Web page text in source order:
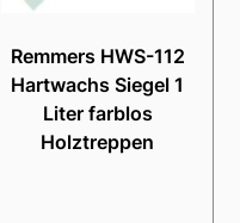
Remmers HWS-112
Hartwachs Siegel 1
Liter farblos
Holztreppen